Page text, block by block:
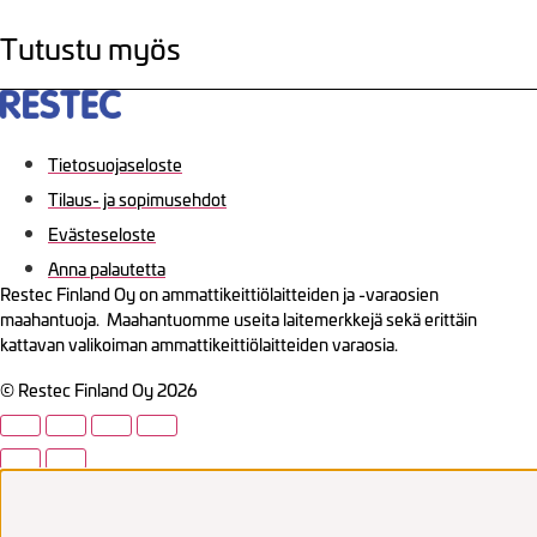
Tutustu myös
Tietosuojaseloste
Tilaus- ja sopimusehdot
Evästeseloste
Anna palautetta
Restec Finland Oy on ammattikeittiölaitteiden ja -varaosien
maahantuoja. Maahantuomme useita laitemerkkejä sekä erittäin
kattavan valikoiman ammattikeittiölaitteiden varaosia.
© Restec Finland Oy 2026